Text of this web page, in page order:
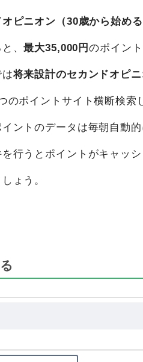
ピニオン（30歳から始め
と、最大35,000円のポイン
は将来設計のセカンドオピ
のポイントサイト横断検索
ントのデータは毎朝自動
を行うとポイントがキャッ
ょう。